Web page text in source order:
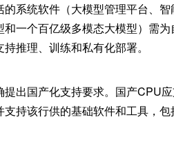
的系统软件（大模型管理平台、
和一个百亿级多模态大模型）需
推理、训练和私有化部署。
提出国产化支持要求。国产CPU
持该行供的基础软件和工具，包